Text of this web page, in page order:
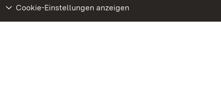
Cookie-Einstellungen anzeigen
Weiteres